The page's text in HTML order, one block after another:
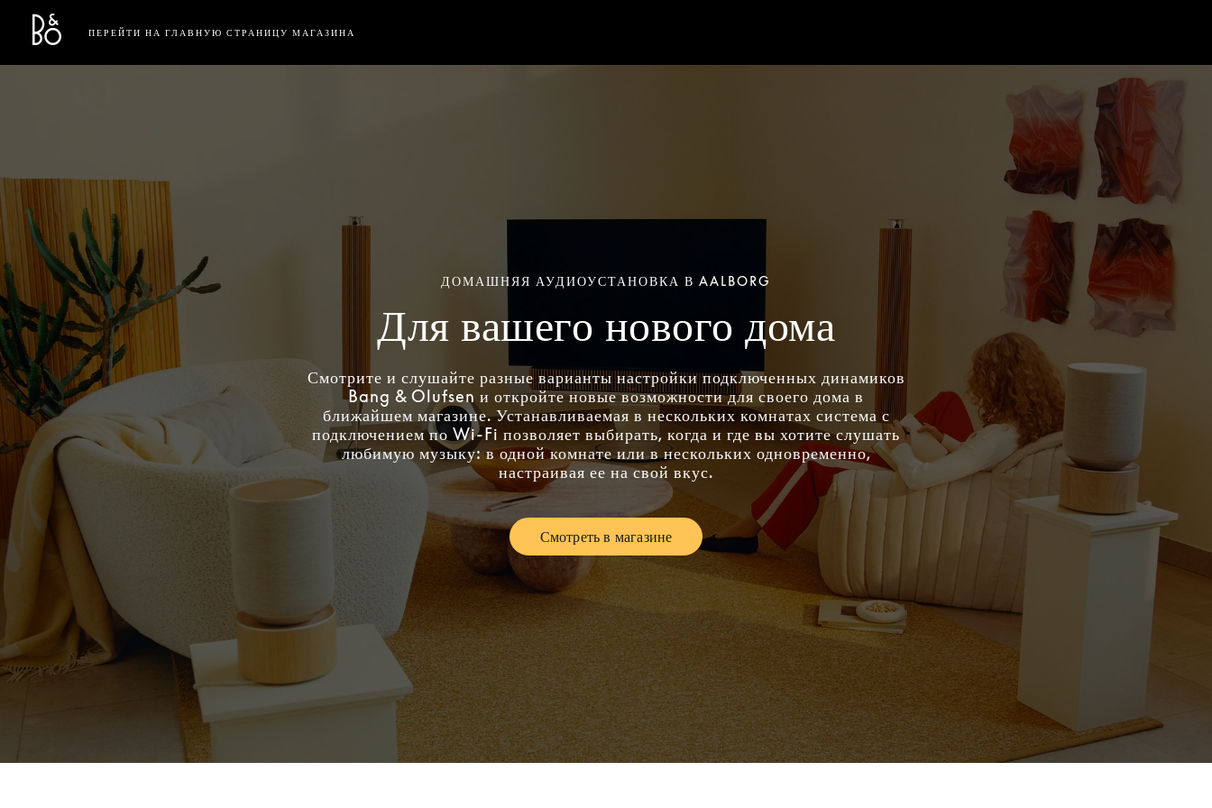
Bang & Olufsen - Exist to Create
Link Opens in New Tab
ПЕРЕЙТИ НА ГЛАВНУЮ СТРАНИЦУ МАГАЗИНА
ДОМАШНЯЯ АУДИОУСТАНОВКА В AALBORG
Для вашего нового дома
Смотрите и слушайте разные варианты настройки подключенных динамиков
Bang & Olufsen и откройте новые возможности для своего дома в
ближайшем магазине. Устанавливаемая в нескольких комнатах система с
подключением по Wi-Fi позволяет выбирать, когда и где вы хотите слушать
любимую музыку: в одной комнате или в нескольких одновременно,
настраивая ее на свой вкус.
Смотреть в магазинеLink Opens in New Tab